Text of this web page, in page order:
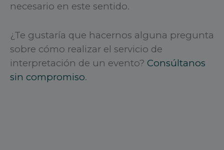
necesario en este sentido.
¿Te gustaría que hacernos alguna pregunta
sobre cómo realizar el servicio de
interpretación de un evento? Consúltanos
sin compromiso.